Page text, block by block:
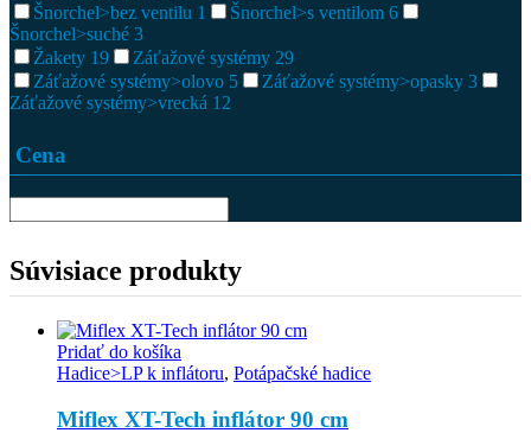
Šnorchel>bez ventilu 1 Šnorchel>s ventilom 6
Šnorchel>suché 3
Žakety 19 Záťažové systémy 29
Záťažové systémy>olovo 5 Záťažové systémy>opasky 3
Záťažové systémy>vrecká 12
Cena
Súvisiace produkty
Pridať do košíka
Hadice>LP k inflátoru, Potápačské hadice
Miflex XT-Tech inflátor 90 cm